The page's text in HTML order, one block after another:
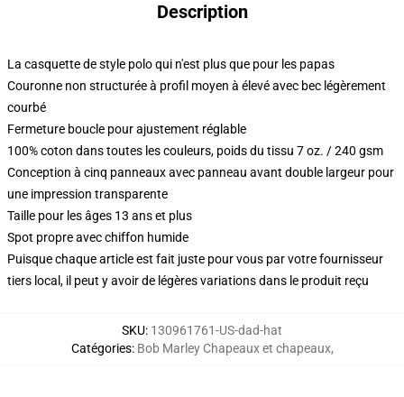
Description
La casquette de style polo qui n'est plus que pour les papas
Couronne non structurée à profil moyen à élevé avec bec légèrement
courbé
Fermeture boucle pour ajustement réglable
100% coton dans toutes les couleurs, poids du tissu 7 oz. / 240 gsm
Conception à cinq panneaux avec panneau avant double largeur pour
une impression transparente
Taille pour les âges 13 ans et plus
Spot propre avec chiffon humide
Puisque chaque article est fait juste pour vous par votre fournisseur
tiers local, il peut y avoir de légères variations dans le produit reçu
SKU: 130961761-US-dad-hat
Catégories: Bob Marley Chapeaux et chapeaux,